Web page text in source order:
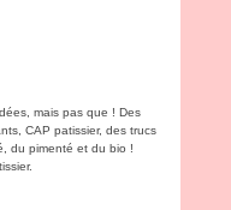
mais pas que ! Des
CAP patissier, des trucs
du pimenté et du bio !